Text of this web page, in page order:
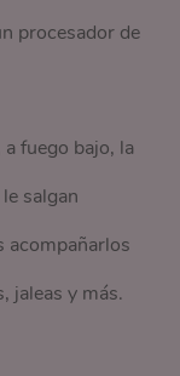
procesador de
fuego bajo, la
salgan
acompañarlos
jaleas y más.